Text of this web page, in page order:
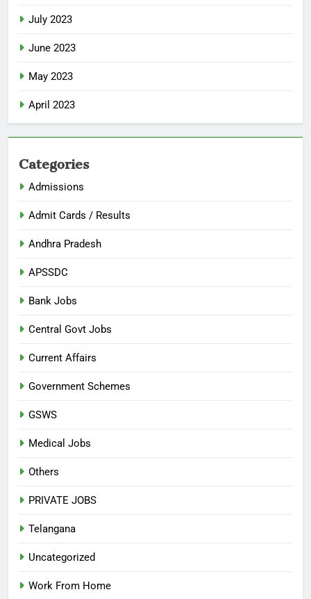
July 2023
June 2023
May 2023
April 2023
Categories
Admissions
Admit Cards / Results
Andhra Pradesh
APSSDC
Bank Jobs
Central Govt Jobs
Current Affairs
Government Schemes
GSWS
Medical Jobs
Others
PRIVATE JOBS
Telangana
Uncategorized
Work From Home